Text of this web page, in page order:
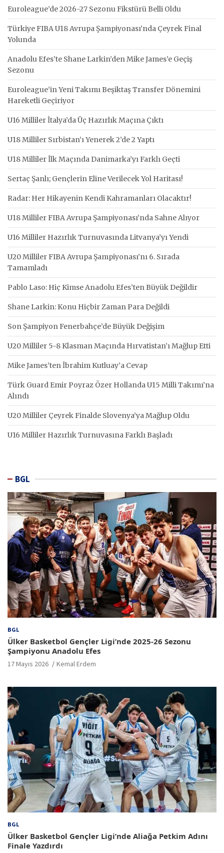
Euroleague’de 2026-27 Sezonu Fikstürü Belli Oldu
Türkiye FIBA U18 Avrupa Şampiyonası’nda Çeyrek Final
Yolunda
Anadolu Efes’te Shane Larkin’den Mike James’e Geçiş
Sezonu
Euroleague’in Yeni Takımı Beşiktaş Transfer Dönemini
Hareketli Geçiriyor
U16 Milliler İtalya’da Üç Hazırlık Maçına Çıktı
U18 Milliler Sırbistan’ı Yenerek 2’de 2 Yaptı
U18 Milliler İlk Maçında Danimarka’yı Farklı Geçti
Sertaç Şanlı; Gençlerin Eline Verilecek Yol Haritası!
Radar: Her Hikayenin Kendi Kahramanları Olacaktır!
U18 Milliler FIBA Avrupa Şampiyonası’nda Sahne Alıyor
U16 Milliler Hazırlık Turnuvasında Litvanya’yı Yendi
U20 Milliler FIBA Avrupa Şampiyonası’nı 6. Sırada
Tamamladı
Pablo Laso: Hiç Kimse Anadolu Efes’ten Büyük Değildir
Shane Larkin: Konu Hiçbir Zaman Para Değildi
Son Şampiyon Fenerbahçe’de Büyük Değişim
U20 Milliler 5-8 Klasman Maçında Hırvatistan’ı Mağlup Etti
Mike James’ten İbrahim Kutluay’a Cevap
Türk Guard Emir Poyraz Özer Hollanda U15 Milli Takımı’na
Alındı
U20 Milliler Çeyrek Finalde Slovenya’ya Mağlup Oldu
U16 Milliler Hazırlık Turnuvasına Farklı Başladı
BGL
BGL
Ülker Basketbol Gençler Ligi’nde 2025-26 Sezonu
Şampiyonu Anadolu Efes
17 Mayıs 2026 Kemal Erdem
BGL
Ülker Basketbol Gençler Ligi’nde Aliağa Petkim Adını
Finale Yazdırdı